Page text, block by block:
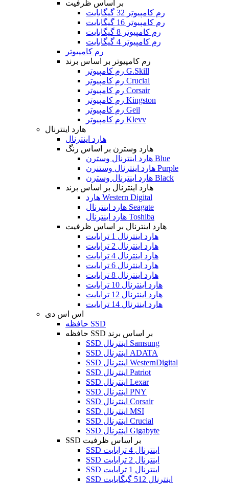
بر اساس ظرفیت
رم کامپیوتر 32 گیگابایت
رم کامپیوتر 16 گیگابایت
رم کامپیوتر 8 گیگابایت
رم کامپیوتر 4 گیگابایت
رم کامپیوتر
رم کامپیوتر بر اساس برند
رم کامپیوتر G.Skill
رم کامپیوتر Crucial
رم کامپیوتر Corsair
رم کامپیوتر Kingston
رم کامپیوتر Geil
رم کامپیوتر Klevv
هارد اینترنال
هارد اینترنال
هارد وسترن بر اساس رنگ
هارد اینترنال وسترن Blue
هارد اینترنال وستنرن Purple
هارد اینترنال وسترن Black
هارد اینترنال بر اساس برند
هارد Western Digital
هارد اینترنال Seagate
هارد اینترنال Toshiba
هارد اینترنال بر اساس ظرفیت
هارد اینترنال 1 ترابایت
هارد اینترنال 2 ترابایت
هارد اینترنال 4 ترابایت
هارد اینترنال 6 ترابایت
هارد اینترنال 8 ترابایت
هارد اینترنال 10 ترابایت
هارد اینترنال 12 ترابایت
هارد اینترنال 14 ترابایت
اس اس دی
حافظه SSD
حافظه SSD بر اساس برند
SSD اینترنال Samsung
SSD اینترنال ADATA
SSD اینترنال WesternDigital
SSD اینترنال Patriot
SSD اینترنال Lexar
SSD اینترنال PNY
SSD اینترنال Corsair
SSD اینترنال MSI
SSD اینترنال Crucial
SSD اینترنال Gigabyte
SSD بر اساس ظرفیت
SSD اینترنال 4 ترابایت
SSD اینترنال 2 ترابایت
SSD اینترنال 1 ترابایت
SSD اینترنال 512 گیگابایت